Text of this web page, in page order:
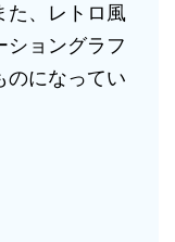
た、レトロ風
ショングラフ
のになってい